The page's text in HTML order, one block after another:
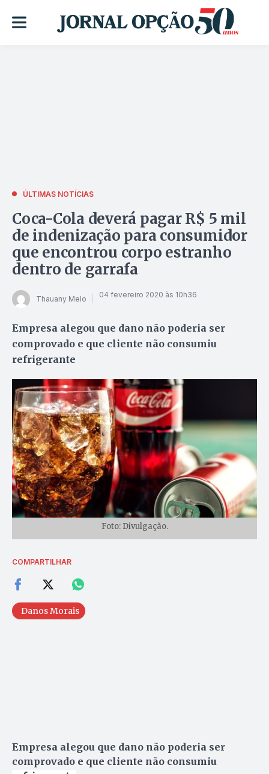
ÚLTIMAS NOTÍCIAS
Coca-Cola deverá pagar R$ 5 mil
de indenização para consumidor
que encontrou corpo estranho
dentro de garrafa
Thauany Melo 04 fevereiro 2020 às 10h36
Empresa alegou que dano não poderia ser
comprovado e que cliente não consumiu
refrigerante
Foto: Divulgação.
COMPARTILHAR
Danos Morais
Empresa alegou que dano não poderia ser
comprovado e que cliente não consumiu